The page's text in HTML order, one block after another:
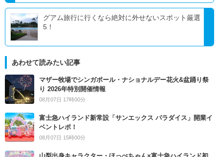
グアム旅行に行くなら絶対に外せないスポット厳選
5！
あわせて読みたい記事
マザー牧場でシンガポール・ナショナルデー花火&盆踊り祭
り 2026年特別開催情報
08月07日 17時00分
富士急ハイランド新常設「サンエックス パラダイス」開業イ
ベントレポ！
08月07日 15時00分